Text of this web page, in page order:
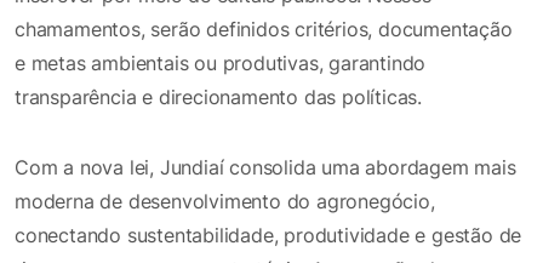
chamamentos, serão definidos critérios, documentação
e metas ambientais ou produtivas, garantindo
transparência e direcionamento das políticas.
Com a nova lei, Jundiaí consolida uma abordagem mais
moderna de desenvolvimento do agronegócio,
conectando sustentabilidade, produtividade e gestão de